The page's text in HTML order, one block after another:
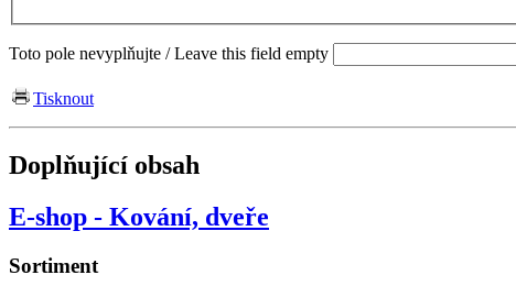
Toto pole nevyplňujte / Leave this field empty
Tisknout
Doplňující obsah
E-shop - Kování, dveře
Sortiment